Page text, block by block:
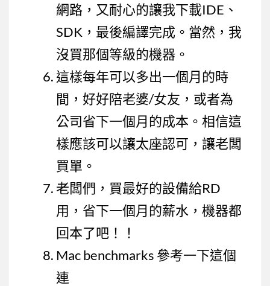
網路，又耐心的讓我下載IDE、
SDK，最後編譯完成。當然，我
沒買那個等級的機器。
這樣每年可以多出一個月的時
間，好好陪老婆/女友，或者為
公司省下一個月的成本。相信這
樣應該可以讓太座認可，讓老闆
買單。
老闆們，買最好的設備給RD
用，省下一個月的薪水，機器都
回本了吧！！
Mac benchmarks 參考一下這個
連